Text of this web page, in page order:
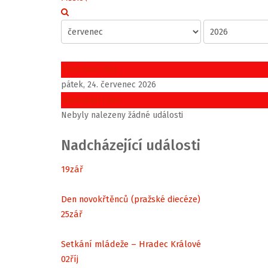
Předchozí den
pátek, 24. červenec 2026
Následující den
Nebyly nalezeny žádné události
Nadcházející události
19zář
Den novokřtěnců (pražské diecéze)
25zář
Setkání mládeže – Hradec Králové
02říj